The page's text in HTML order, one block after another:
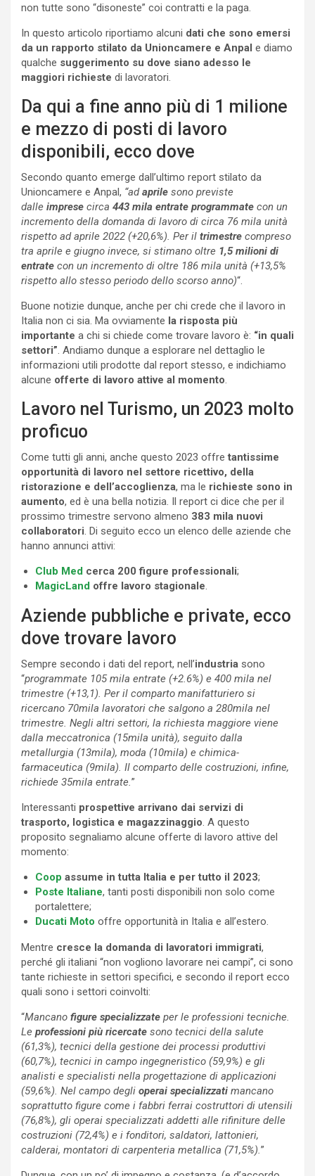
non tutte sono “disoneste” coi contratti e la paga.
In questo articolo riportiamo alcuni dati che sono emersi
da un rapporto stilato da Unioncamere e Anpal e diamo
qualche suggerimento su dove siano adesso le
maggiori richieste di lavoratori.
Da qui a fine anno più di 1 milione
e mezzo di posti di lavoro
disponibili, ecco dove
Secondo quanto emerge dall’ultimo report stilato da
Unioncamere e Anpal, “adaprile sono previste
dalle imprese circa 443 mila entrate programmate con un
incremento della domanda di lavoro di circa 76 mila unità
rispetto ad aprile 2022 (+20,6%). Per il trimestre compreso
tra aprile e giugno invece, si stimano oltre 1,5 milioni di
entrate con un incremento di oltre 186 mila unità (+13,5%
rispetto allo stesso periodo dello scorso anno)“.
Buone notizie dunque, anche per chi crede che il lavoro in
Italia non ci sia. Ma ovviamente la risposta più
importante a chi si chiede come trovare lavoro è: “in quali
settori” . Andiamo dunque a esplorare nel dettaglio le
informazioni utili prodotte dal report stesso, e indichiamo
alcune offerte di lavoro attive al momento
Lavoro nel Turismo, un 2023 molto
proficuo
Come tutti gli anni, anche questo 2023 offretantissime
opportunità di lavoro nel settore ricettivo, della
ristorazione e dell’accoglienza, ma le richieste sono in
aumento, ed è una bella notizia. Il report ci dice che per il
prossimo trimestre servono almeno 383 mila nuovi
collaboratori . Di seguito ecco un elenco delle aziende che
hanno annunci attivi:
Club Med cerca 200 figure professionali;
MagicLand offre lavoro stagionale
Aziende pubbliche e private, ecco
dove trovare lavoro
Sempre secondo i dati del report, nell’industria sono
“programmate 105 mila entrate (+2.6%) e 400 mila nel
trimestre (+13,1). Per il comparto manifatturiero si
ricercano 70mila lavoratori che salgono a 280mila nel
trimestre. Negli altri settori, la richiesta maggiore viene
dalla meccatronica (15mila unità), seguito dalla
metallurgia (13mila), moda (10mila) e chimica-
farmaceutica (9mila). Il comparto delle costruzioni, infine,
richiede 35mila entrate. ”
Interessanti prospettive arrivano dai servizi di
trasporto, logistica e magazzinaggio . A questo
proposito segnaliamo alcune offerte di lavoro attive del
momento:
Coop assume in tutta Italia e per tutto il 2023;
Poste Italiane, tanti posti disponibili non solo come
portalettere;
Ducati Moto offre opportunità in Italia e all’estero.
Mentre cresce la domanda di lavoratori immigrati,
perché gli italiani “non vogliono lavorare nei campi”, ci sono
tante richieste in settori specifici, e secondo il report ecco
quali sono i settori coinvolti:
“Mancano figure specializzate per le professioni tecniche.
Le professioni più ricercate sono tecnici della salute
(61,3%), tecnici della gestione dei processi produttivi
(60,7%), tecnici in campo ingegneristico (59,9%) e gli
analisti e specialisti nella progettazione di applicazioni
(59,6%). Nel campo degli operai specializzati mancano
soprattutto figure come i fabbri ferrai costruttori di utensili
(76,8%), gli operai specializzati addetti alle rifiniture delle
costruzioni (72,4%) e i fonditori, saldatori, lattonieri,
calderai, montatori di carpenteria metallica (71,5%). ”